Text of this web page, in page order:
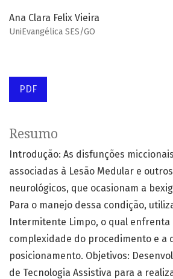
Ana Clara Felix Vieira
UniEvangélica SES/GO
PDF
Resumo
Introdução: As disfunções
associadas à Lesão Medular e
neurológicos, que ocasionam a
Para o manejo dessa condição,
Intermitente Limpo, o qual enfrenta
complexidade do procedimento e a
posicionamento. Objetivos:
de Tecnologia Assistiva para a